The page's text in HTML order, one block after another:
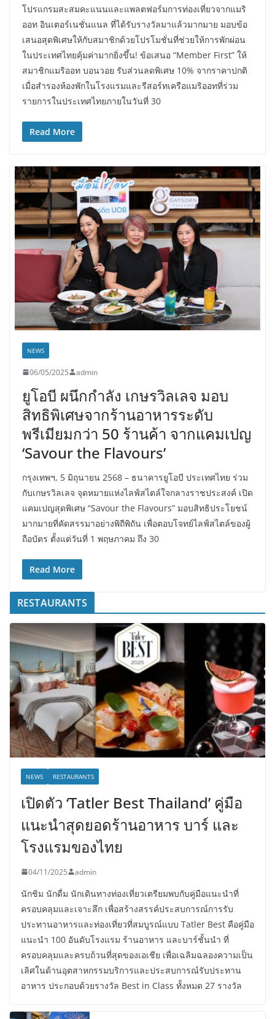
โปรแกรมสะสมคะแนนและแพลตฟอร์มการท่องเที่ยวจากแมริ
ออท อินเตอร์เนชั่นแนล ที่ได้รับรางวัลมาแล้วมากมาย มอบข้อ
เสนอสุดพิเศษให้กับสมาชิกด้วยโปรโมชั่นที่ช่วยให้การพักผ่อน
ในประเทศไทยคุ้มค่ามากยิ่งขึ้น! ข้อเสนอ “Member First” ให้
สมาชิกแมริออท บอนวอย รับส่วนลดพิเศษ 10% จากราคาปกติ
เมื่อสำรองห้องพักในโรงแรมและรีสอร์ทเครือแมริออทที่ร่วม
รายการในประเทศไทยภายในวันที่ 30
Read More
NEWS
06/05/2025 admin
ยูโอบี ผนึกกำลัง เกษรวิลเลจ มอบ
สิทธิพิเศษจากร้านอาหารระดับ
พรีเมียมกว่า 50 ร้านค้า จากแคมเปญ
‘Savour the Flavours’
กรุงเทพฯ, 5 มิถุนายน 2568 – ธนาคารยูโอบี ประเทศไทย ร่วม
กับเกษรวิลเลจ จุดหมายแห่งไลฟ์สไตล์ใจกลางราชประสงค์ เปิด
แคมเปญสุดพิเศษ “Savour the Flavours” มอบสิทธิประโยชน์
มากมายที่คัดสรรมาอย่างพิถีพิถัน เพื่อตอบโจทย์ไลฟ์สไตล์ของผู้
ถือบัตร ตั้งแต่วันที่ 1 พฤษภาคม ถึง 30
Read More
RESTAURANTS
NEWS RESTAURANTS
เปิดตัว ‘Tatler Best Thailand’ คู่มือ
แนะนำสุดยอดร้านอาหาร บาร์ และ
โรงแรมของไทย
04/11/2025 admin
นักชิม นักดื่ม นักเดินทางท่องเที่ยวเตรียมพบกับคู่มือแนะนำที่
ครอบคลุมและเจาะลึก เพื่อสร้างสรรค์ประสบการณ์การรับ
ประทานอาหารและท่องเที่ยวที่สมบูรณ์แบบ Tatler Best คือคู่มือ
แนะนำ 100 อันดับโรงแรม ร้านอาหาร และบาร์ชั้นนำ ที่
ครอบคลุมและครบถ้วนที่สุดของเอเชีย เพื่อเฉลิมฉลองความเป็น
เลิศในด้านอุตสาหกรรมบริการและประสบการณ์รับประทาน
อาหาร ประกอบด้วยรางวัล Best in Class ทั้งหมด 27 รางวัล